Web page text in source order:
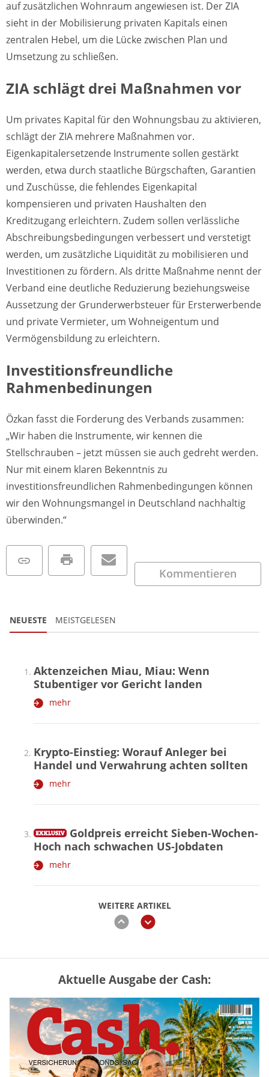
auf zusätzlichen Wohnraum angewiesen ist. Der ZIA
sieht in der Mobilisierung privaten Kapitals einen
zentralen Hebel, um die Lücke zwischen Plan und
Umsetzung zu schließen.
ZIA schlägt drei Maßnahmen vor
Um privates Kapital für den Wohnungsbau zu aktivieren,
schlägt der ZIA mehrere Maßnahmen vor.
Eigenkapitalersetzende Instrumente sollen gestärkt
werden, etwa durch staatliche Bürgschaften, Garantien
und Zuschüsse, die fehlendes Eigenkapital
kompensieren und privaten Haushalten den
Kreditzugang erleichtern. Zudem sollen verlässliche
Abschreibungsbedingungen verbessert und verstetigt
werden, um zusätzliche Liquidität zu mobilisieren und
Investitionen zu fördern. Als dritte Maßnahme nennt der
Verband eine deutliche Reduzierung beziehungsweise
Aussetzung der Grunderwerbsteuer für Ersterwerbende
und private Vermieter, um Wohneigentum und
Vermögensbildung zu erleichtern.
Investitionsfreundliche
Rahmenbedinungen
Özkan fasst die Forderung des Verbands zusammen:
„Wir haben die Instrumente, wir kennen die
Stellschrauben – jetzt müssen sie auch gedreht werden.
Nur mit einem klaren Bekenntnis zu
investitionsfreundlichen Rahmenbedingungen können
wir den Wohnungsmangel in Deutschland nachhaltig
überwinden.“
Kommentieren
NEUESTE MEISTGELESEN
WEITERE ARTIKEL
zurückweiter
Aktenzeichen Miau, Miau: Wenn
Stubentiger vor Gericht landen
mehr
Krypto-Einstieg: Worauf Anleger bei
Handel und Verwahrung achten sollten
mehr
Goldpreis erreicht Sieben-Wochen-
Hoch nach schwachen US-Jobdaten
mehr
Vermieter-Zutritt: Wann Mieter
die Wohnung öffnen müssen
mehr
Goldpreis erreicht Sieben-Wochen-
Aktuelle Ausgabe der Cash: